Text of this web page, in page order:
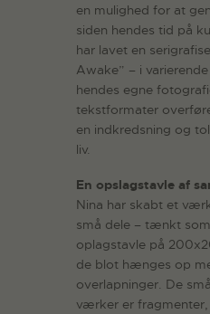
en mulighed for at
siden hendes tid på
har lavet en
Awake” – i
hendes egne
tekstformater
en indkredsning og
liv.
En opslagstavle af
Nina har skabt et
små dele – tænkt
oplagstavle på
de blot hænges op
overlapninger. De
værker er